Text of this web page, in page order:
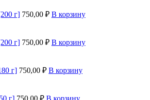
г] 750,00 ₽ В корзину
г] 750,00 ₽ В корзину
г] 750,00 ₽ В корзину